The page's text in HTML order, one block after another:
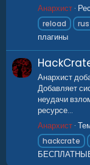
Анархист
reload
плагины
Анархист
Добавляет
неудачи
ресурсе...
Анархист
hackcrate